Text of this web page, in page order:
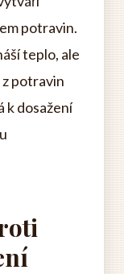
potravin.
teplo, ale
potravin
k dosažení